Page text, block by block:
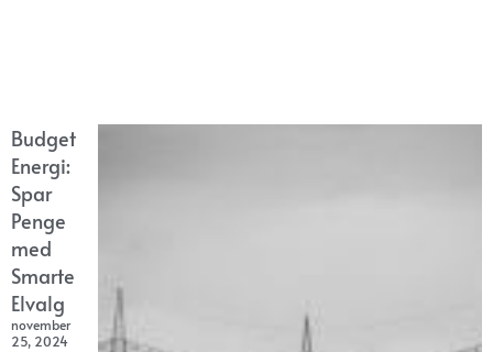
Budget
Energi:
Spar
Penge
med
Smarte
Elvalg
november
25, 2024